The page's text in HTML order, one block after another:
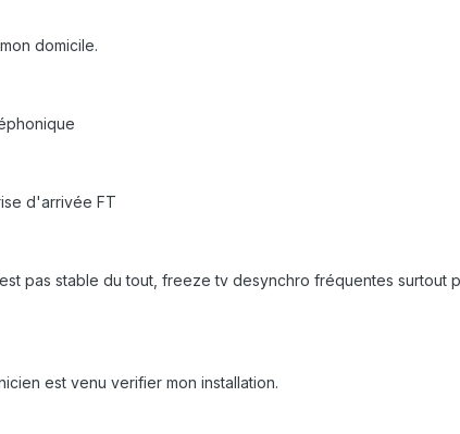
domicile.
d'arrivée FT
pas stable du tout, freeze tv desynchro fréquentes surtout
est venu verifier mon installation.